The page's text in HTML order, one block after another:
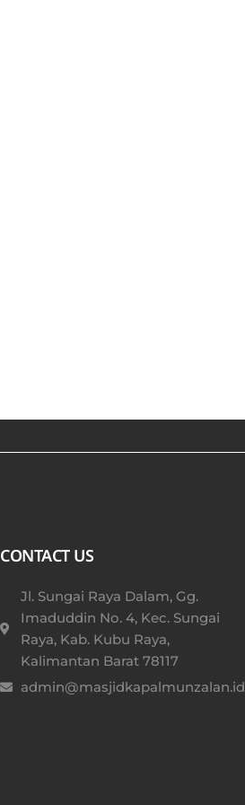
CONTACT US
Jl. Sungai Raya Dalam, Gg.
Imaduddin No. 4, Kec. Sungai
Raya, Kab. Kubu Raya,
Kalimantan Barat 78117​
admin@masjidkapalmunzalan.id